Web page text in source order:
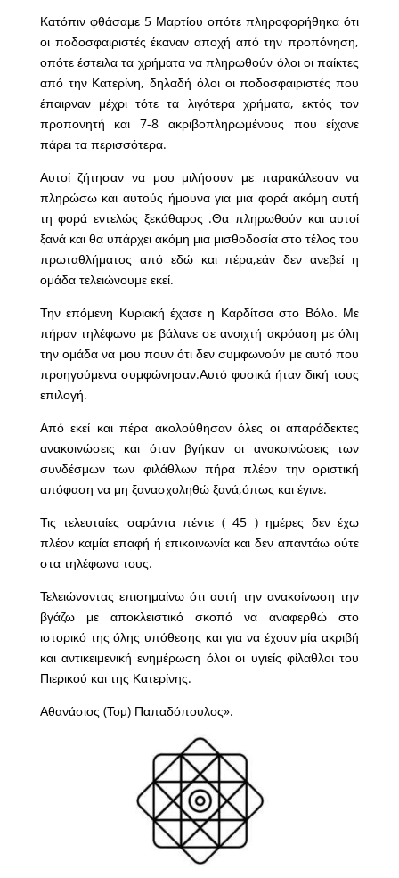
Κατόπιν φθάσαμε 5 Μαρτίου οπότε πληροφορήθηκα ότι
οι ποδοσφαιριστές έκαναν αποχή από την προπόνηση,
οπότε έστειλα τα χρήματα να πληρωθούν όλοι οι παίκτες
από την Κατερίνη, δηλαδή όλοι οι ποδοσφαιριστές που
έπαιρναν μέχρι τότε τα λιγότερα χρήματα, εκτός τον
προπονητή και 7-8 ακριβοπληρωμένους που είχανε
πάρει τα περισσότερα.
Αυτοί ζήτησαν να μου μιλήσουν με παρακάλεσαν να
πληρώσω και αυτούς ήμουνα για μια φορά ακόμη αυτή
τη φορά εντελώς ξεκάθαρος .Θα πληρωθούν και αυτοί
ξανά και θα υπάρχει ακόμη μια μισθοδοσία στο τέλος του
πρωταθλήματος από εδώ και πέρα,εάν δεν ανεβεί η
ομάδα τελειώνουμε εκεί.
Την επόμενη Κυριακή έχασε η Καρδίτσα στο Βόλο. Με
πήραν τηλέφωνο με βάλανε σε ανοιχτή ακρόαση με όλη
την ομάδα να μου πουν ότι δεν συμφωνούν με αυτό που
προηγούμενα συμφώνησαν.Αυτό φυσικά ήταν δική τους
επιλογή.
Από εκεί και πέρα ακολούθησαν όλες οι απαράδεκτες
ανακοινώσεις και όταν βγήκαν οι ανακοινώσεις των
συνδέσμων των φιλάθλων πήρα πλέον την οριστική
απόφαση να μη ξανασχοληθώ ξανά,όπως και έγινε.
Τις τελευταίες σαράντα πέντε ( 45 ) ημέρες δεν έχω
πλέον καμία επαφή ή επικοινωνία και δεν απαντάω ούτε
στα τηλέφωνα τους.
Τελειώνοντας επισημαίνω ότι αυτή την ανακοίνωση την
βγάζω με αποκλειστικό σκοπό να αναφερθώ στο
ιστορικό της όλης υπόθεσης και για να έχουν μία ακριβή
και αντικειμενική ενημέρωση όλοι οι υγιείς φίλαθλοι του
Πιερικού και της Κατερίνης.
Αθανάσιος (Τομ) Παπαδόπουλος».